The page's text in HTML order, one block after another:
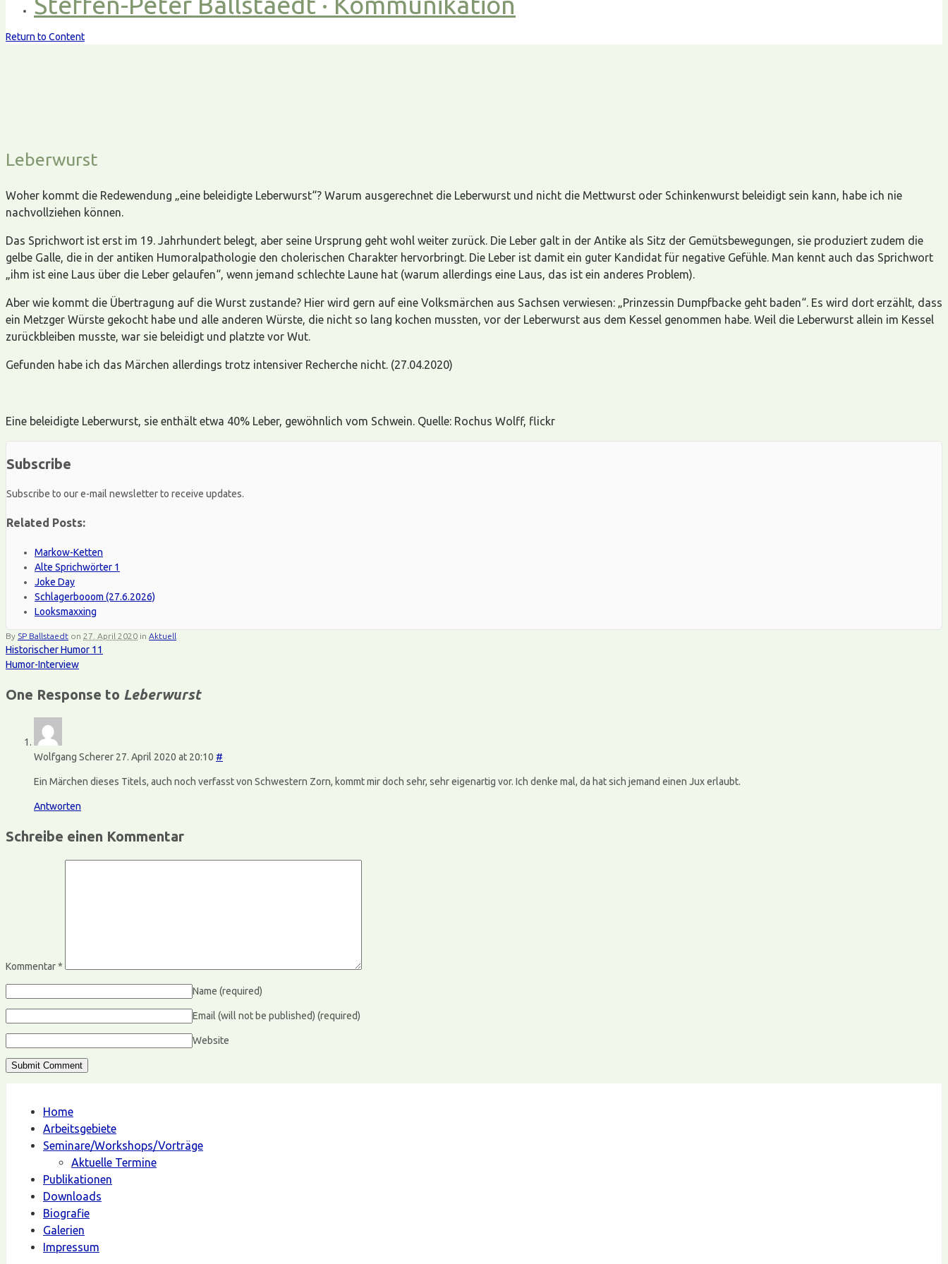
Return to Content
Leberwurst
Woher kommt die Redewendung „eine beleidigte Leberwurst“? Warum ausgerechnet die Leberwurst und nicht die Mettwurst oder Schinkenwurst beleidigt sein kann, habe ich nie
nachvollziehen können.
Das Sprichwort ist erst im 19. Jahrhundert belegt, aber seine Ursprung geht wohl weiter zurück. Die Leber galt in der Antike als Sitz der Gemütsbewegungen, sie produziert zudem die
gelbe Galle, die in der antiken Humoralpathologie den cholerischen Charakter hervorbringt. Die Leber ist damit ein guter Kandidat für negative Gefühle. Man kennt auch das Sprichwort
„ihm ist eine Laus über die Leber gelaufen“, wenn jemand schlechte Laune hat (warum allerdings eine Laus, das ist ein anderes Problem).
Aber wie kommt die Übertragung auf die Wurst zustande? Hier wird gern auf eine Volksmärchen aus Sachsen verwiesen: „Prinzessin Dumpfbacke geht baden“. Es wird dort erzählt, dass
ein Metzger Würste gekocht habe und alle anderen Würste, die nicht so lang kochen mussten, vor der Leberwurst aus dem Kessel genommen habe. Weil die Leberwurst allein im Kessel
zurückbleiben musste, war sie beleidigt und platzte vor Wut.
Gefunden habe ich das Märchen allerdings trotz intensiver Recherche nicht. (27.04.2020)
Eine beleidigte Leberwurst, sie enthält etwa 40% Leber, gewöhnlich vom Schwein. Quelle: Rochus Wolff, flickr
Subscribe
Subscribe to our e-mail newsletter to receive updates.
Related Posts:
Markow-Ketten
Alte Sprichwörter 1
Joke Day
Schlagerbooom (27.6.2026)
Looksmaxxing
By SP Ballstaedt on 27. April 2020 in Aktuell
Historischer Humor 11
Humor-Interview
One Response to Leberwurst
Wolfgang Scherer 27. April 2020 at 20:10 #
Ein Märchen dieses Titels, auch noch verfasst von Schwestern Zorn, kommt mir doch sehr, sehr eigenartig vor. Ich denke mal, da hat sich jemand einen Jux erlaubt.
Antworten
Schreibe einen Kommentar
Kommentar*
Name (required)
Email (will not be published) (required)
Website
Home
Arbeitsgebiete
Seminare/Workshops/Vorträge
Aktuelle Termine
Publikationen
Downloads
Biografie
Galerien
Impressum